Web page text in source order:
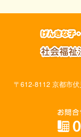
〒612-8112 京都市